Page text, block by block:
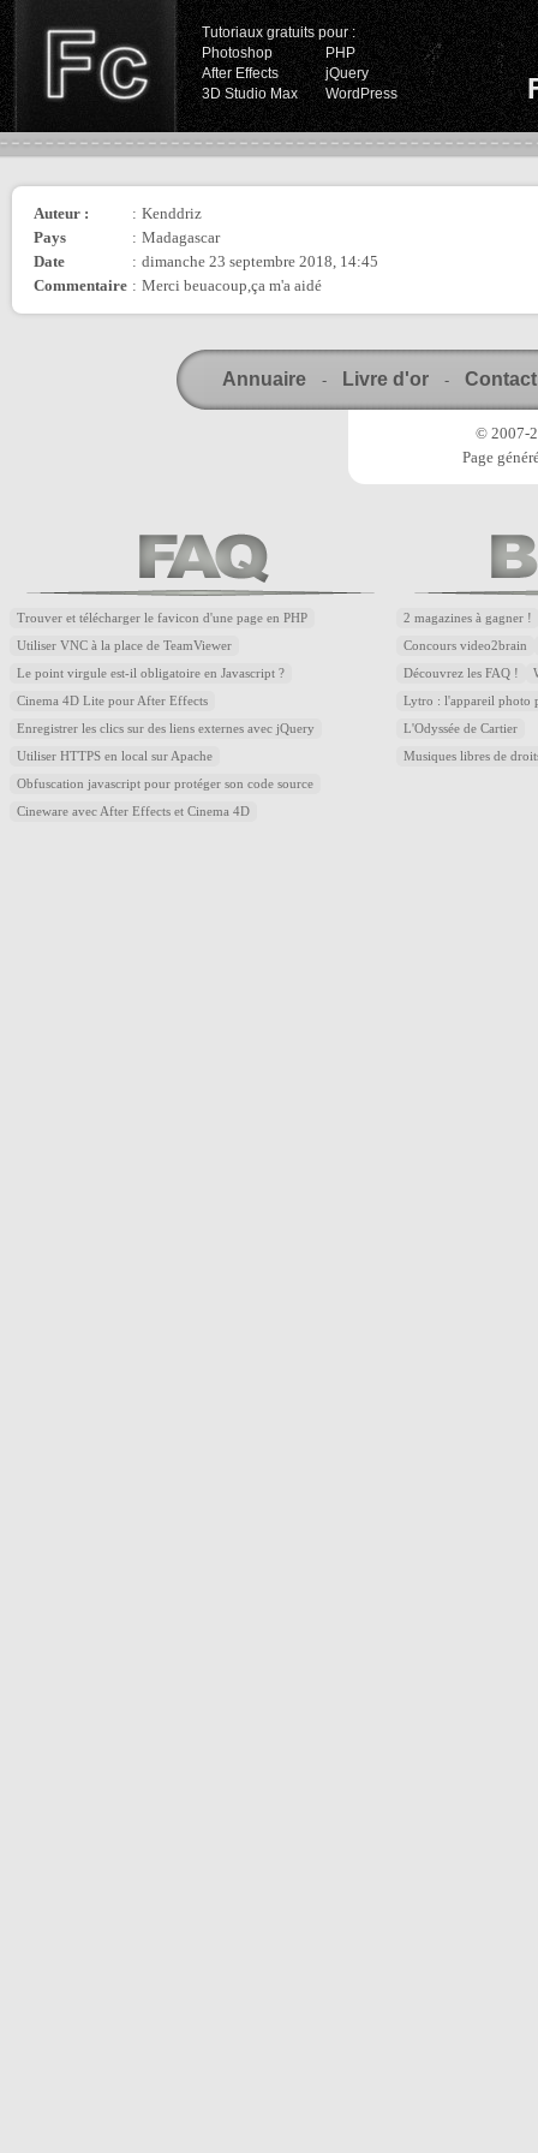
Tutoriaux gratuits pour :
Photoshop
PHP
After Effects
jQuery
3D Studio Max
WordPress
Auteur : : Kenddriz
Pays
: Madagascar
Date
: dimanche 23 septembre 2018, 14:45
Commentaire : Merci beuacoup,ça m'a aidé
Annuaire - Livre d'or - Contact
© 2007-
Page
Trouver et télécharger le favicon d'une page en PHP
Utiliser VNC à la place de TeamViewer
Le point virgule est-il obligatoire en Javascript ?
Cinema 4D Lite pour After Effects
Enregistrer les clics sur des liens externes avec jQuery
Utiliser HTTPS en local sur Apache
Obfuscation javascript pour protéger son code source
Cineware avec After Effects et Cinema 4D
2 magazines à gagner !
Concours video2brain
Découvrez les FAQ !
Lytro : l'appareil photo
L'Odyssée de Cartier
Musiques libres de